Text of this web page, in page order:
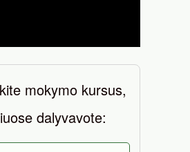
mokymo kursus,
dalyvavote: